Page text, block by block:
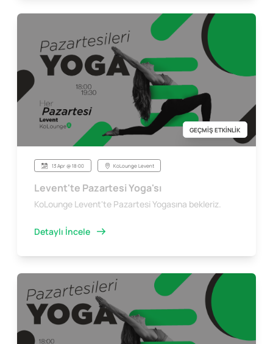
GEÇMİŞ ETKİNLİK
13 Apr @ 18:00 KoLounge Levent
Levent'te Pazartesi Yoga'sı
KoLounge Levent'te Pazartesi Yogasına bekleriz.
Detaylı İncele